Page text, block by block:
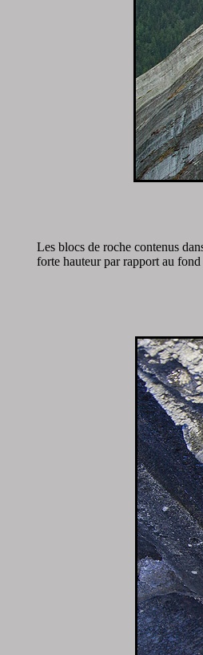
Les blocs de roche contenus
forte hauteur par rapport au